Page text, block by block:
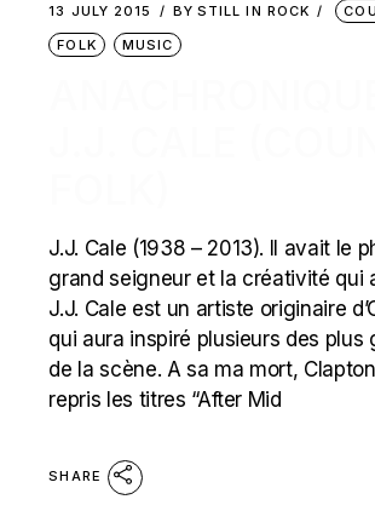
13 JULY 2015 BY STILL IN ROCK
FOLK
MUSIC
J.J. Cale (1938 – 2013). Il avait le
grand seigneur et la créativité qui
J.J. Cale est un artiste originaire
qui aura inspiré plusieurs des plus
de la scène. A sa ma mort,
repris les titres “After Mid
SHARE